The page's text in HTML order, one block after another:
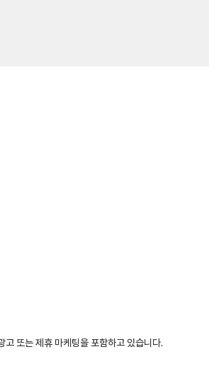
또는 제휴 마케팅을 포함하고 있습니다.